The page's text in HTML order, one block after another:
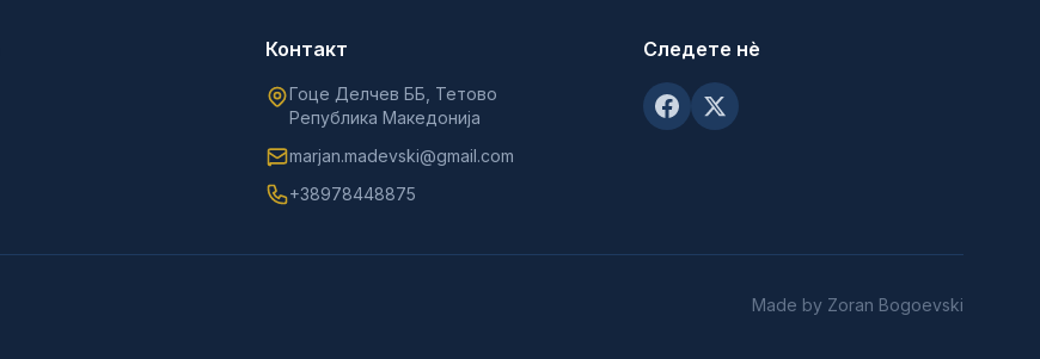
Контакт
Гоце Делчев ББ, Тетово
Република Македонија
marjan.madevski@gmail.com
+38978448875
Следете нè
Made by Zoran Bogoevski